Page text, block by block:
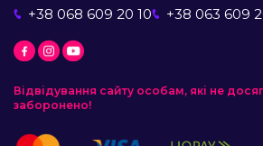
+38 068 609 20 10 +38 063 609
Відвідування сайту особам, які не
заборонено!